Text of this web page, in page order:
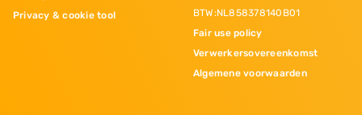
Privacy & cookie tool
BTW:NL858378140B01
Fair use policy
Verwerkersovereenkomst
Algemene voorwaarden